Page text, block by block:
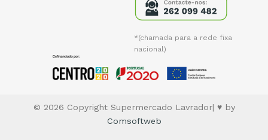
*(chamada para a rede fixa
nacional)
© 2026 Copyright Supermercado Lavrador| ♥ by
Comsoftweb